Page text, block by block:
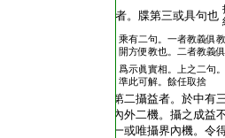
者。牒第三或具句也
乘有二句。一者教義俱
開方便教也。二者教義
爲示眞實相。上之二句。
準此可解。餘任取捨
第二攝益者。於中
內外二機。攝之成益
一或唯攝界內機。令